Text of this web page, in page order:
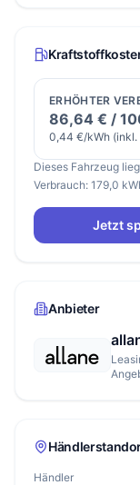
ERHÖHTER
86,64 € /
0,44 €/kWh (inkl.
Dieses Fahrzeug
Verbrauch: 179,0
Jetzt
Anbieter
Händler